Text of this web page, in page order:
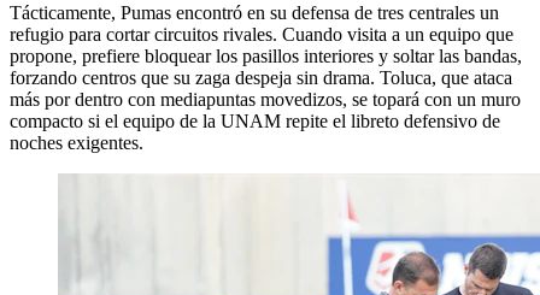
Tácticamente, Pumas encontró en su defensa de tres centrales un
refugio para cortar circuitos rivales. Cuando visita a un equipo que
propone, prefiere bloquear los pasillos interiores y soltar las bandas,
forzando centros que su zaga despeja sin drama. Toluca, que ataca
más por dentro con mediapuntas movedizos, se topará con un muro
compacto si el equipo de la UNAM repite el libreto defensivo de
noches exigentes.